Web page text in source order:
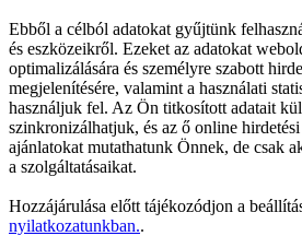
Ebből a célból adatokat gyűjtünk
és eszközeikről. Ezeket az adatokat
optimalizálására és személyre szabott
megjelenítésére, valamint a használati
használjuk fel. Az Ön titkosított adatait
szinkronizálhatjuk, és az ő online
ajánlatokat mutathatunk Önnek, de csak
a szolgáltatásaikat.
Hozzájárulása előtt tájékozódjon a
nyilatkozatunkban..